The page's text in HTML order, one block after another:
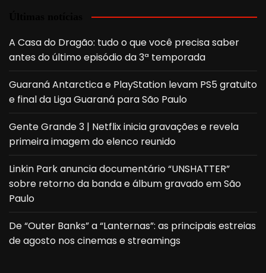
A Casa do Dragão: tudo o que você precisa saber
antes do último episódio da 3ª temporada
Guaraná Antarctica e PlayStation levam PS5 gratuito
e final da Liga Guaraná para São Paulo
Gente Grande 3 | Netflix inicia gravações e revela
primeira imagem do elenco reunido
Linkin Park anuncia documentário “UNSHATTER”
sobre retorno da banda e álbum gravado em São
Paulo
De “Outer Banks” a “Lanternas”: as principais estreias
de agosto nos cinemas e streamings